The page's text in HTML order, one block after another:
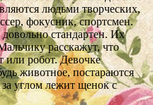
людьми творческих,
фокусник, спортсмен.
стандартен. Их
расскажут, что
или робот. Девочке
животное, постараются
за углом лежит щенок с